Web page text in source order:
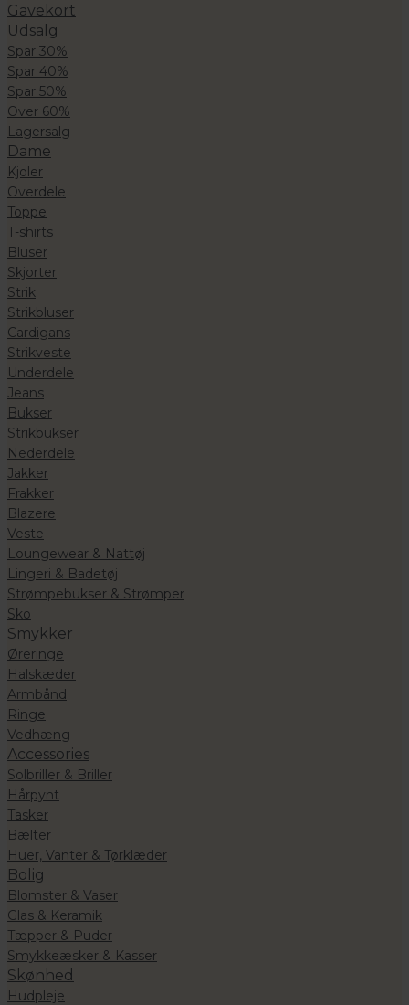
Gavekort
Udsalg
Spar 30%
Spar 40%
Spar 50%
Over 60%
Lagersalg
Dame
Kjoler
Overdele
Toppe
T-shirts
Bluser
Skjorter
Strik
Strikbluser
Cardigans
Strikveste
Underdele
Jeans
Bukser
Strikbukser
Nederdele
Jakker
Frakker
Blazere
Veste
Loungewear & Nattøj
Lingeri & Badetøj
Strømpebukser & Strømper
Sko
Smykker
Øreringe
Halskæder
Armbånd
Ringe
Vedhæng
Accessories
Solbriller & Briller
Hårpynt
Tasker
Bælter
Huer, Vanter & Tørklæder
Bolig
Blomster & Vaser
Glas & Keramik
Tæpper & Puder
Smykkeæsker & Kasser
Skønhed
Hudpleje